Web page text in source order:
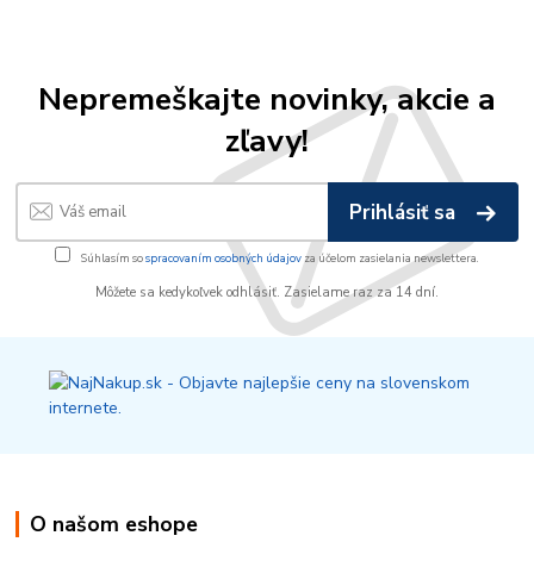
Nepremeškajte novinky, akcie a
zľavy!
Prihlásiť sa
Súhlasím sospracovaním osobných údajov za účelom zasielania newslettera.
Môžete sa kedykoľvek odhlásiť. Zasielame raz za 14 dní.
O našom eshope